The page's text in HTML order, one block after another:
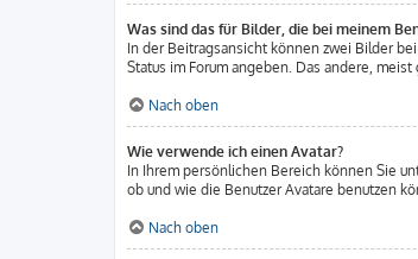
Was sind das für Bilder, die bei meinem
In der Beitragsansicht können zwei Bilder
Status im Forum angeben. Das andere,
Nach oben
Wie verwende ich einen Avatar?
In Ihrem persönlichen Bereich können Sie
ob und wie die Benutzer Avatare benutzen
Nach oben